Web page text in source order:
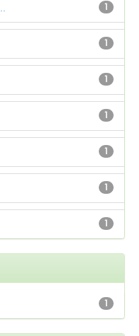
1
1
1
1
1
1
1
1